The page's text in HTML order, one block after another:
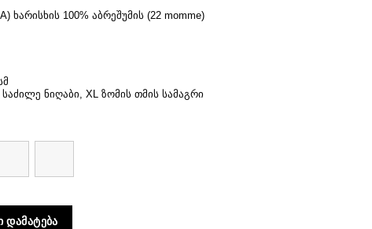
100% აბრეშუმის (22 momme)
ნიღაბი, XL ზომის თმის სამაგრი
Sleep კარამელი
ᲓᲐᲛᲐᲢᲔᲑᲐ